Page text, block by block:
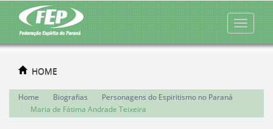
HOME
Home Biografias
Personagens do Espiritismo no Paraná
Maria de Fátima Andrade Teixeira